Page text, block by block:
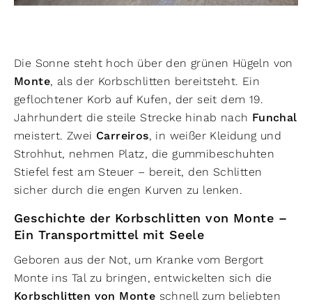
Die Sonne steht hoch über den grünen Hügeln von
Monte, als der Korbschlitten bereitsteht. Ein
geflochtener Korb auf Kufen, der seit dem 19.
Jahrhundert die steile Strecke hinab nach Funchal
meistert. Zwei Carreiros, in weißer Kleidung und
Strohhut, nehmen Platz, die gummibeschuhten
Stiefel fest am Steuer – bereit, den Schlitten
sicher durch die engen Kurven zu lenken.
Geschichte der Korbschlitten von Monte –
Ein Transportmittel mit Seele
Geboren aus der Not, um Kranke vom Bergort
Monte ins Tal zu bringen, entwickelten sich die
Korbschlitten von Monte schnell zum beliebten